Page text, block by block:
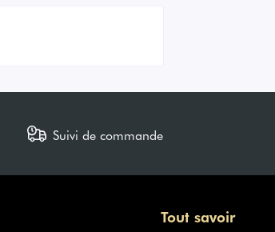
Suivi de commande
Tout savoir